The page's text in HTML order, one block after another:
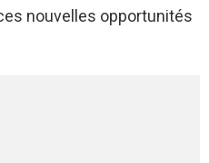
nouvelles opportunités